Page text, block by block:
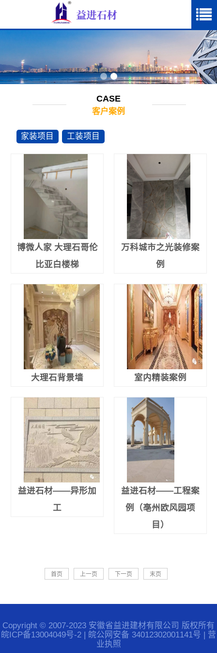
CASE
客户案例
家装项目 工装项目
博微人家 大理石哥伦
比亚白楼梯
万科城市之光装修案
例
大理石背景墙 室内精装案例
益进石材——异形加
工
益进石材——工程案
例（亳州欧风园项
目）
首页 上一页 下一页 末页
Copyright © 2007-2023 安徽省益进建材有限公司 版权所有
皖ICP备13004049号-2
皖公网安备 34012302001141号
营
业执照